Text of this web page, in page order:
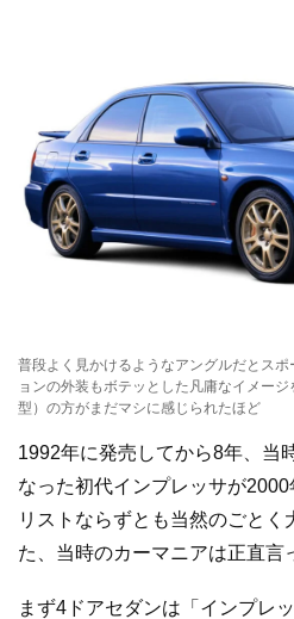
普段よく見かけるようなアングルだとス
ョンの外装もボテッとした凡庸なイメー
型）の方がまだマシに感じられたほど
1992年に発売してから8年、当
なった初代インプレッサが
リストならずとも当然のごとく
た、当時のカーマニアは正直言
まず4ドアセダンは「インプレ